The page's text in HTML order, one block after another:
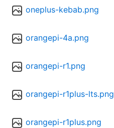
oneplus-kebab.png
orangepi-4a.png
orangepi-r1.png
orangepi-r1plus-lts.png
orangepi-r1plus.png